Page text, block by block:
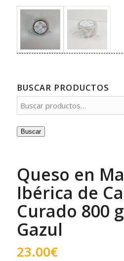
BUSCAR PRODUCTOS
Buscar
Queso en
Ibérica de
Curado 800
Gazul
23.00€